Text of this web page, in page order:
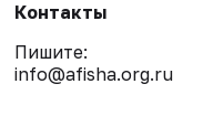
Контакты
Пишите:
info@afisha.org.ru